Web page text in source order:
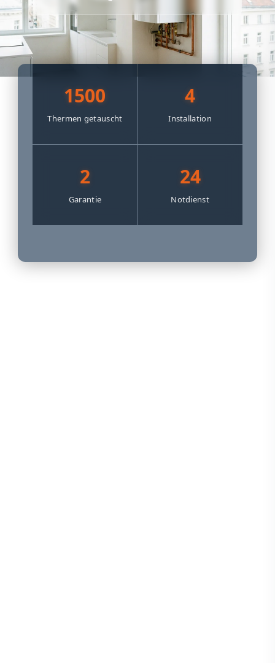
1500
Thermen getauscht
4
Installation
2
Garantie
24
Notdienst